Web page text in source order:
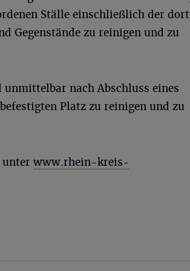
Ställe einschließlich der dort
Gegenstände zu reinigen und zu
unmittelbar nach Abschluss eines
Platz zu reinigen und zu
unter www.rhein-kreis-